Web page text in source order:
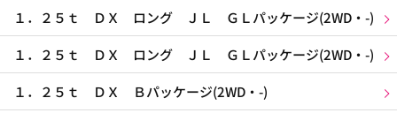
１．２５ｔ ＤＸ ロング ＪＬ ＧＬパッケージ(2WD・-)
１．２５ｔ ＤＸ ロング ＪＬ ＧＬパッケージ(2WD・-)
１．２５ｔ ＤＸ Ｂパッケージ(2WD・-)